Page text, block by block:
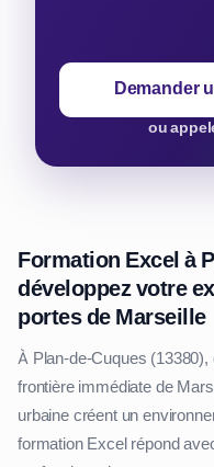
Demander
ou
Formation Excel à
développez votre
portes de Marseille
À Plan-de-Cuques
frontière immédiate de
urbaine créent un
formation Excel répond